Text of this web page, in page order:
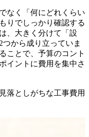
なく「何にどれくらい
りでしっかり確認する
、大きく分けて「設
から成り立っていま
ことで、予算のコント
イントに費用を集中さ
落としがちな工事費用